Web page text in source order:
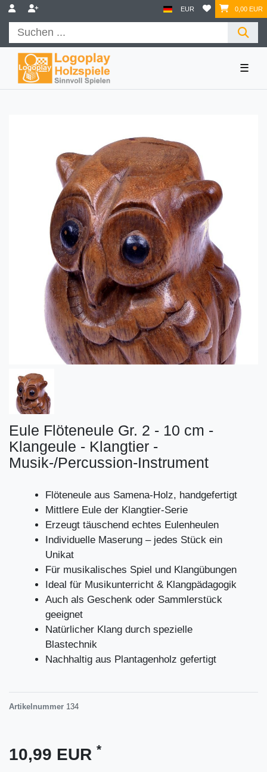
EUR 0,00 EUR
☰
Eule Flöteneule Gr. 2 - 10 cm -
Klangeule - Klangtier -
Musik-/Percussion-Instrument
Flöteneule aus Samena-Holz, handgefertigt
Mittlere Eule der Klangtier-Serie
Erzeugt täuschend echtes Eulenheulen
Individuelle Maserung – jedes Stück ein
Unikat
Für musikalisches Spiel und Klangübungen
Ideal für Musikunterricht & Klangpädagogik
Auch als Geschenk oder Sammlerstück
geeignet
Natürlicher Klang durch spezielle
Blastechnik
Nachhaltig aus Plantagenholz gefertigt
Artikelnummer 134
10,99 EUR *